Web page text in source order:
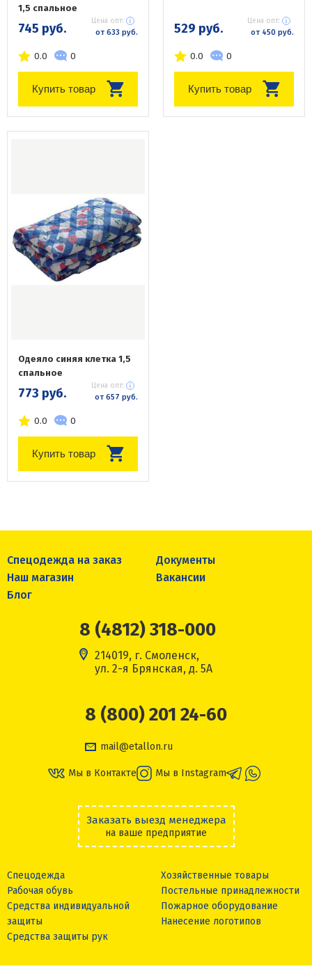
1,5 спальное
745 руб. Цена опт:
от 633 руб.
0.0 0
Купить товар
529 руб. Цена опт:
от 450 руб.
0.0 0
Купить товар
Одеяло синяя клетка 1,5
спальное
773 руб. Цена опт:
от 657 руб.
0.0 0
Купить товар
Спецодежда на заказ
Документы
Наш магазин
Вакансии
Блог
8 (4812) 318-000
214019, г. Смоленск,
ул. 2-я Брянская, д. 5А
8 (800) 201 24-60
mail@etallon.ru
Мы в Контакте Мы в Instagram
Заказать выезд менеджера
на ваше предприятие
Спецодежда
Рабочая обувь
Средства индивидуальной
защиты
Средства защиты рук
Хозяйственные товары
Постельные принадлежности
Пожарное оборудование
Нанесение логотипов